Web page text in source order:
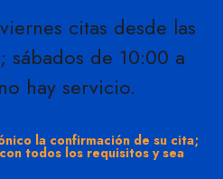
citas desde las
sábados de 10:00 a
hay servicio.
la confirmación de su cita;
todos los requisitos y sea